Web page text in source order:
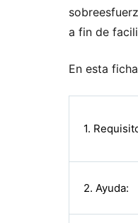
a fin de
En esta
1.
2. Ayuda: